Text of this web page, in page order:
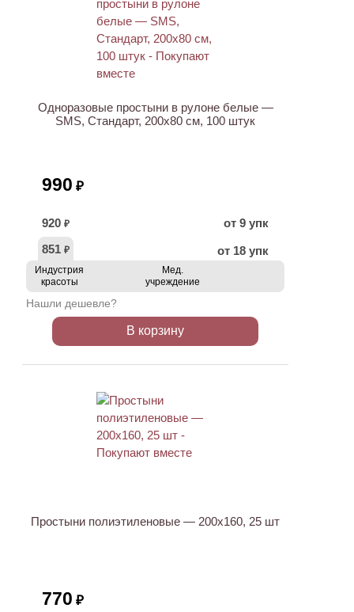
Одноразовые простыни в рулоне белые —
SMS, Стандарт, 200х80 см, 100 штук
990 ₽
920 ₽
от 9 упк
851 ₽ от 18 упк
Индустрия
красоты
Мед.
учреждение
Нашли дешевле?
В корзину
Простыни полиэтиленовые — 200х160, 25 шт
770 ₽